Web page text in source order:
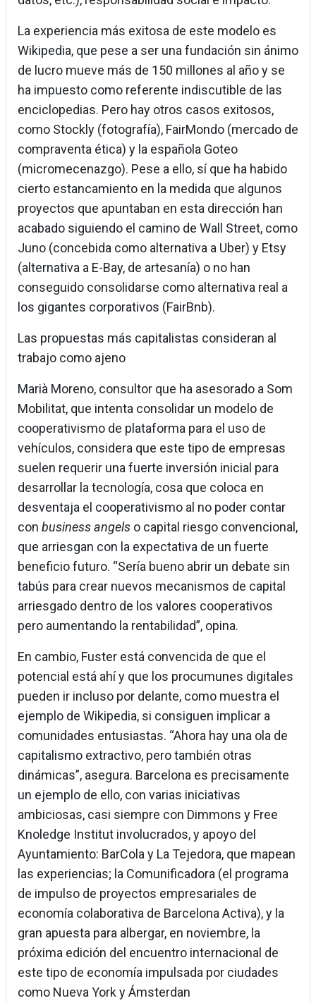
La experiencia más exitosa de este modelo es
Wikipedia, que pese a ser una fundación sin ánimo
de lucro mueve más de 150 millones al año y se
ha impuesto como referente indiscutible de las
enciclopedias. Pero hay otros casos exitosos,
como Stockly (fotografía), FairMondo (mercado de
compraventa ética) y la española Goteo
(micromecenazgo). Pese a ello, sí que ha habido
cierto estancamiento en la medida que algunos
proyectos que apuntaban en esta dirección han
acabado siguiendo el camino de Wall Street, como
Juno (concebida como alternativa a Uber) y Etsy
(alternativa a E-Bay, de artesanía) o no han
conseguido consolidarse como alternativa real a
los gigantes corporativos (FairBnb).
Las propuestas más capitalistas consideran al
trabajo como ajeno
Marià Moreno, consultor que ha asesorado a Som
Mobilitat, que intenta consolidar un modelo de
cooperativismo de plataforma para el uso de
vehículos, considera que este tipo de empresas
suelen requerir una fuerte inversión inicial para
desarrollar la tecnología, cosa que coloca en
desventaja el cooperativismo al no poder contar
con business angels o capital riesgo convencional,
que arriesgan con la expectativa de un fuerte
beneficio futuro. “Sería bueno abrir un debate sin
tabús para crear nuevos mecanismos de capital
arriesgado dentro de los valores cooperativos
pero aumentando la rentabilidad”, opina.
En cambio, Fuster está convencida de que el
potencial está ahí y que los procumunes digitales
pueden ir incluso por delante, como muestra el
ejemplo de Wikipedia, si consiguen implicar a
comunidades entusiastas. “Ahora hay una ola de
capitalismo extractivo, pero también otras
dinámicas”, asegura. Barcelona es precisamente
un ejemplo de ello, con varias iniciativas
ambiciosas, casi siempre con Dimmons y Free
Knoledge Institut involucrados, y apoyo del
Ayuntamiento: BarCola y La Tejedora, que mapean
las experiencias; la Comunificadora (el programa
de impulso de proyectos empresariales de
economía colaborativa de Barcelona Activa), y la
gran apuesta para albergar, en noviembre, la
próxima edición del encuentro internacional de
este tipo de economía impulsada por ciudades
como Nueva York y Ámsterdan